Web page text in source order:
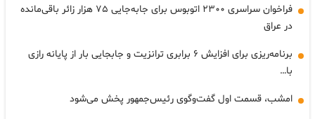
فراخوان سراسری ۲۳۰۰ اتوبوس برای جابه‌جایی ۷۵ هزار زائر باقی‌مانده
در عراق
برنامه‌ریزی برای افزایش ۶ برابری ترانزیت و جابجایی بار از پایانه رازی
با…
امشب، قسمت اول گفت‌وگوی رئیس‌جمهور پخش می‌شود